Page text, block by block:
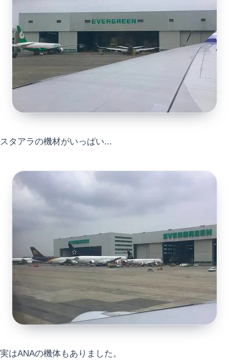
スタアラの機材がいっぱい...
実はANAの機体もありました。